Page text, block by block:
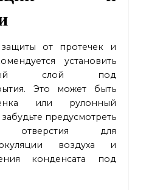
от протечек и
установить
слой под
Это может быть
или рулонный
предусмотреть
отверстия для
воздуха и
конденсата под